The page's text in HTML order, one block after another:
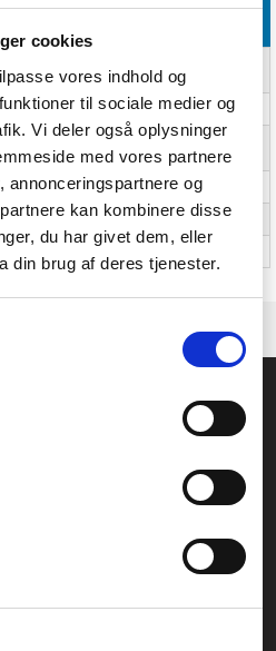
cookies
vores indhold og
til sociale medier og
Vi deler også oplysninger
med vores partnere
annonceringspartnere og
kan kombinere disse
du har givet dem, eller
din brug af deres tjenester.
x 1788 mm